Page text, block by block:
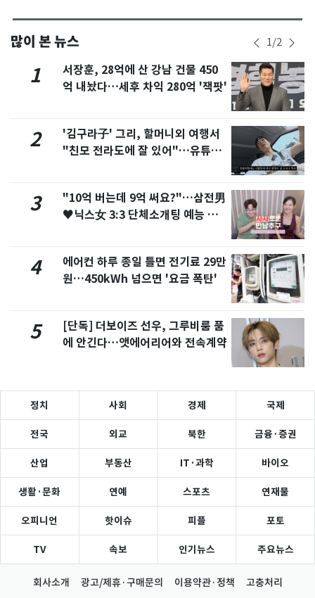
많이 본 뉴스 1/2
1
서장훈, 28억에 산 강남 건물 450
억 내놨다…세후 차익 280억 '잭팟'
2
'김구라子' 그리, 할머니외 여행서
"친모 전라도에 잘 있어"…유튜브
3
"10억 버는데 9억 써요?"…삼전男
♥닉스女 3:3 단체소개팅 예능 화
4
에어컨 하루 종일 틀면 전기료 29만
원…450kWh 넘으면 '요금 폭탄'
5
[단독] 더보이즈 선우, 그루비룸 품
에 안긴다…앳에어리어와 전속계약
정치 사회 경제 국제
전국 외교 북한 금융·증권
산업 부동산 IT·과학 바이오
생활·문화 연예 스포츠 연재물
오피니언 핫이슈 피플 포토
TV 속보 인기뉴스 주요뉴스
회사소개 광고/제휴·구매문의 이용약관·정책 고충처리